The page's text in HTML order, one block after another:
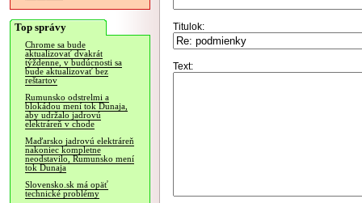
Top správy
Chrome sa bude
aktualizovať dvakrát
týždenne, v budúcnosti sa
bude aktualizovať bez
reštartov
Rumunsko odstrelmi a
blokádou mení tok Dunaja,
aby udržalo jadrovú
elektráreň v chode
Maďarsko jadrovú elektráreň
nakoniec kompletne
neodstavilo, Rumunsko mení
tok Dunaja
Slovensko.sk má opäť
technické problémy
Titulok:
Text: